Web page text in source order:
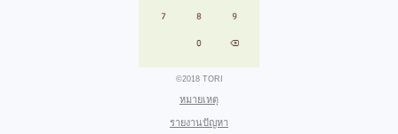
©2018 TORI
หมายเหตุ
รายงานปัญหา